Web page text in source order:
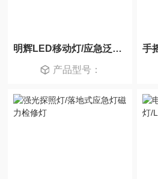
明辉LED移动灯/应急泛光灯/防爆检修灯
产品型号：